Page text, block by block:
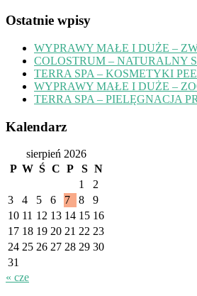
Ostatnie wpisy
WYPRAWY MAŁE I DUŻE –
COLOSTRUM – NATURALNY
TERRA SPA – KOSMETYKI
WYPRAWY MAŁE I DUŻE –
TERRA SPA – PIELĘGNACJA
Kalendarz
sierpień 2026
P W Ś C P S N
1
2
3
4 5 6 7 8
9
10 11 12 13 14 15 16
17 18 19 20 21 22 23
24 25 26 27 28 29 30
31
« cze